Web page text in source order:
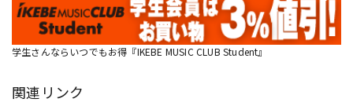
学生さんならいつでもお得『IKEBE MUSIC CLUB Student』
関連リンク